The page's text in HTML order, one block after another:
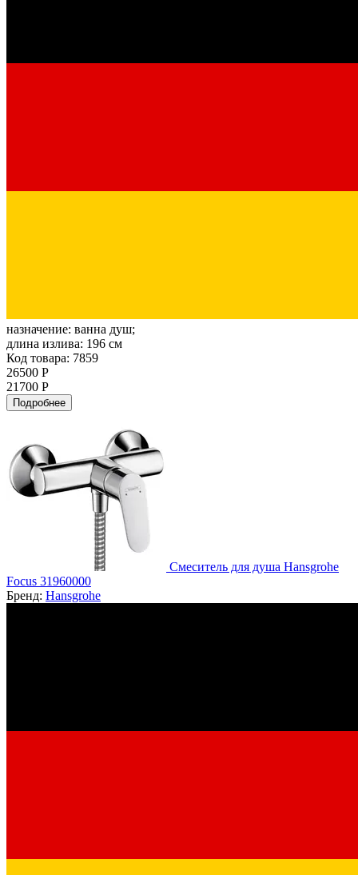
назначение: ванна душ;
длина излива: 196 см
Код товара: 7859
26500 Р
21700 Р
Подробнее
Смеситель для душа Hansgrohe
Focus 31960000
Бренд: Hansgrohe